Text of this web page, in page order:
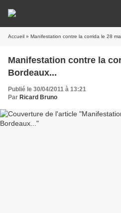
Accueil » Manifestation contre la corrida le 28
Manifestation contre la
Bordeaux...
Publié le 30/04/2011 à 13:21
Par Ricard Bruno